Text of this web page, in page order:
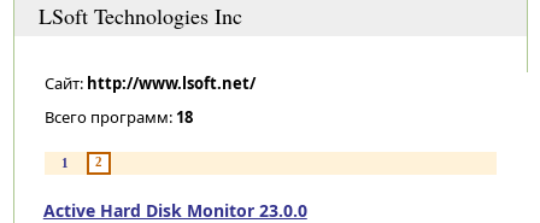
LSoft Technologies Inc
Сайт: http://www.lsoft.net/
Всего программ: 18
1 2
Active Hard Disk Monitor 23.0.0